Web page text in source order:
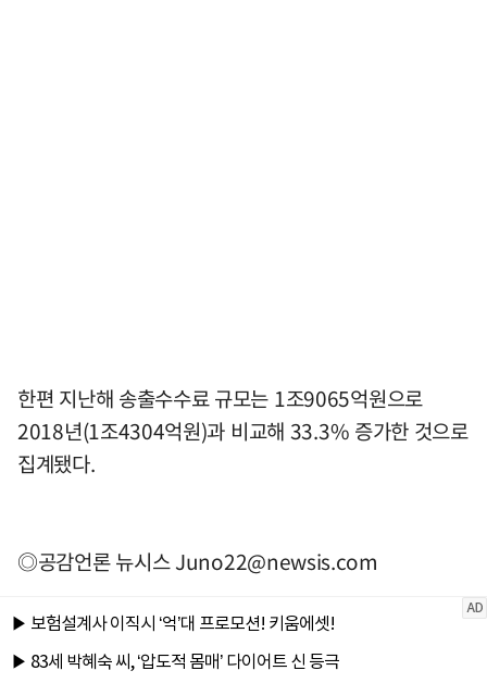
한편 지난해 송출수수료 규모는 1조9065억원으로
2018년(1조4304억원)과 비교해 33.3% 증가한 것으로
집계됐다.
◎공감언론 뉴시스Juno22@newsis.com